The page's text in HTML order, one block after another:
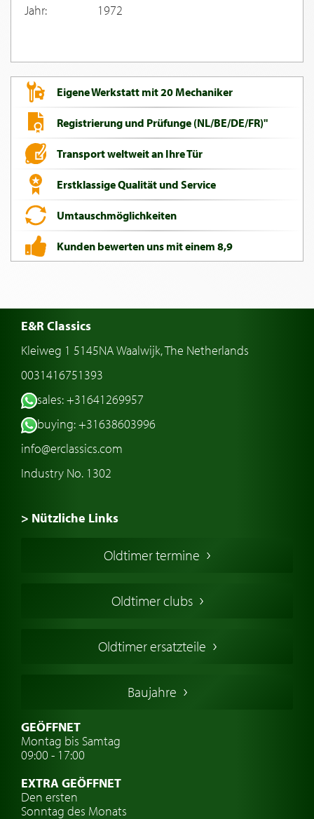
Jahr:
1972
Eigene Werkstatt mit 20 Mechaniker
Registrierung und Prüfunge (NL/BE/DE/FR)"
Transport weltweit an Ihre Tür
Erstklassige Qualität und Service
Umtauschmöglichkeiten
Kunden bewerten uns mit einem 8,9
E&R Classics
Kleiweg 1 5145NA Waalwijk, The Netherlands
0031416751393
sales: +31641269957
buying: +31638603996
info@erclassics.com
Industry No. 1302
> Nützliche Links
Oldtimers in Europa
Englische Oldtimer
Deutsche Oldtimer
Schwedische Oldtimer
Oldtimer mit h-kennzeichen
Auto Oldtimer Markt
Oldtimer-Versicherung
Oldtimer termine
Oldtimer clubs
Oldtimer ersatzteile
Baujahre
GEÖFFNET
Montag bis Samtag
09:00 - 17:00
EXTRA GEÖFFNET
Den ersten
Sonntag des Monats